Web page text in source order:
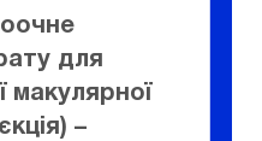
для
макулярної
–